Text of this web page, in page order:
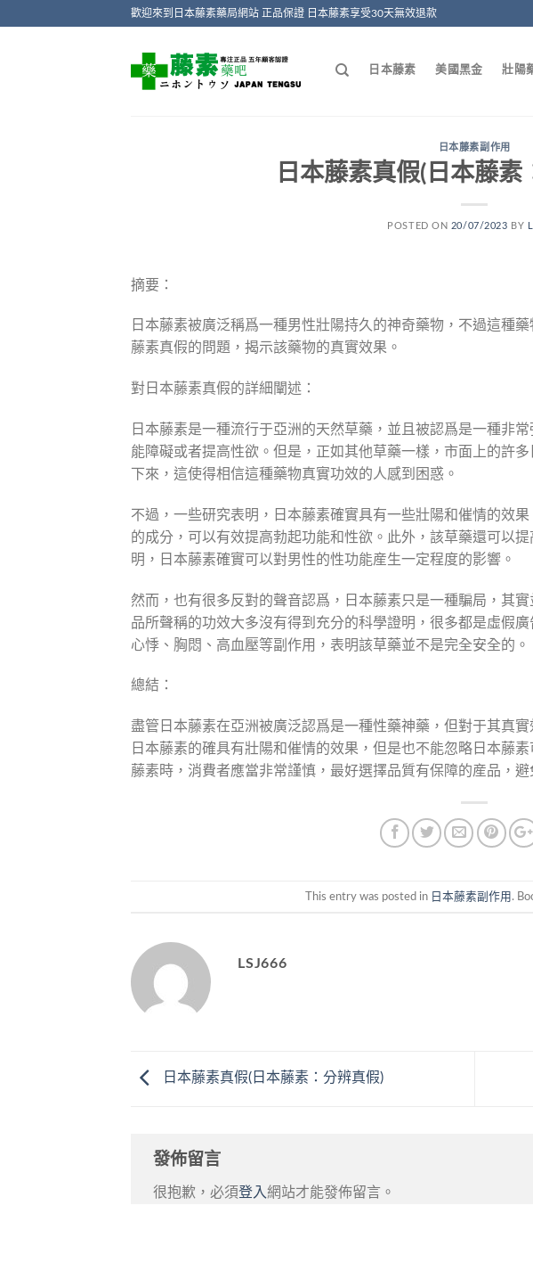
歡迎來到日本藤素藥局網站 正品保證 日本藤素享受30天無效退款
日本藤素 美國黑金 壯陽
日本藤素副作用
日本藤素真假(日本藤素
POSTED ON 20/07/2023 BY
摘要：
日本藤素被廣泛稱爲一種男性壯陽持久的神奇藥物，不過這種
藤素真假的問題，揭示該藥物的真實效果。
對日本藤素真假的詳細闡述：
日本藤素是一種流行于亞洲的天然草藥，並且被認爲是一種非
能障礙或者提高性欲。但是，正如其他草藥一樣，市面上的許
下來，這使得相信這種藥物真實功效的人感到困惑。
不過，一些研究表明，日本藤素確實具有一些壯陽和催情的效
的成分，可以有效提高勃起功能和性欲。此外，該草藥還可以
明，日本藤素確實可以對男性的性功能産生一定程度的影響。
然而，也有很多反對的聲音認爲，日本藤素只是一種騙局，其
品所聲稱的功效大多沒有得到充分的科學證明，很多都是虛假
心悸、胸悶、高血壓等副作用，表明該草藥並不是完全安全的。
總結：
盡管日本藤素在亞洲被廣泛認爲是一種性藥神藥，但對于其真
日本藤素的確具有壯陽和催情的效果，但是也不能忽略日本藤
藤素時，消費者應當非常謹慎，最好選擇品質有保障的産品，避
This entry was posted in 日本藤素副作用 .
LSJ666
日本藤素真假(日本藤素：分辨真假)
發佈留言
很抱歉，必須登入網站才能發佈留言。